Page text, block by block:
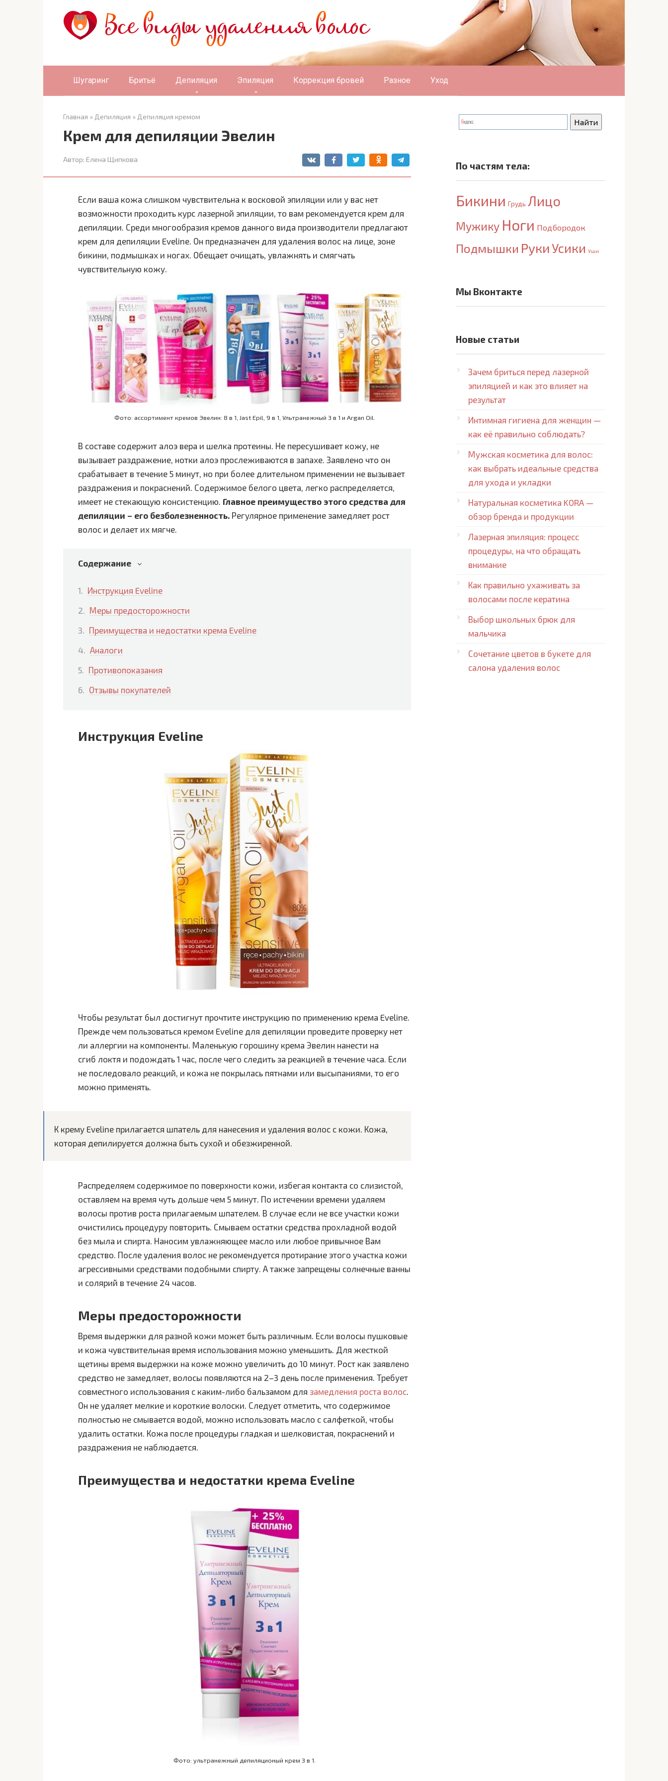
Шугаринг Бритьё Депиляция Эпиляция Коррекция бровей Разное Уход
Главная » Депиляция » Депиляция кремом
Крем для депиляции Эвелин
Автор: Елена Щипкова
Если ваша кожа слишком чувствительна к восковой эпиляции или у вас нет
возможности проходить курс лазерной эпиляции, то вам рекомендуется крем для
депиляции. Среди многообразия кремов данного вида производители предлагают
крем для депиляции Eveline. Он предназначен для удаления волос на лице, зоне
бикини, подмышках и ногах. Обещает очищать, увлажнять и смягчать
чувствительную кожу.
Фото: ассортимент кремов Эвелин: 8 в 1, Jast Epil, 9 в 1, Ультранежный 3 в 1 и Argan Oil.
В составе содержит алоэ вера и шелка протеины. Не пересушивает кожу, не
вызывает раздражение, нотки алоэ прослеживаются в запахе. Заявлено что он
срабатывает в течение 5 минут, но при более длительном применении не вызывает
раздражения и покраснений. Содержимое белого цвета, легко распределяется,
имеет не стекающую консистенцию. Главное преимущество этого средства для
депиляции – его безболезненность. Регулярное применение замедляет рост
волос и делает их мягче.
Содержание
Инструкция Eveline
Меры предосторожности
Преимущества и недостатки крема Eveline
Аналоги
Противопоказания
Отзывы покупателей
Инструкция Eveline
Чтобы результат был достигнут прочтите инструкцию по применению крема Eveline.
Прежде чем пользоваться кремом Eveline для депиляции проведите проверку нет
ли аллергии на компоненты. Маленькую горошину крема Эвелин нанести на
сгиб локтя и подождать 1 час, после чего следить за реакцией в течение часа. Если
не последовало реакций, и кожа не покрылась пятнами или высыпаниями, то его
можно применять.
К крему Eveline прилагается шпатель для нанесения и удаления волос с кожи. Кожа,
которая депилируется должна быть сухой и обезжиренной.
Распределяем содержимое по поверхности кожи, избегая контакта со слизистой,
оставляем на время чуть дольше чем 5 минут. По истечении времени удаляем
волосы против роста прилагаемым шпателем. В случае если не все участки кожи
очистились процедуру повторить. Смываем остатки средства прохладной водой
без мыла и спирта. Наносим увлажняющее масло или любое привычное Вам
средство. После удаления волос не рекомендуется протирание этого участка кожи
агрессивными средствами подобными спирту. А также запрещены солнечные ванны
и солярий в течение 24 часов.
Меры предосторожности
Время выдержки для разной кожи может быть различным. Если волосы пушковые
и кожа чувствительная время использования можно уменьшить. Для жесткой
щетины время выдержки на коже можно увеличить до 10 минут. Рост как заявлено
средство не замедляет, волосы появляются на 2–3 день после применения. Требует
совместного использования с каким-либо бальзамом для замедления роста волос
Он не удаляет мелкие и короткие волоски. Следует отметить, что содержимое
полностью не смывается водой, можно использовать масло с салфеткой, чтобы
удалить остатки. Кожа после процедуры гладкая и шелковистая, покраснений и
раздражения не наблюдается.
Преимущества и недостатки крема Eveline
Фото: ультранежный депиляционый крем 3 в 1.
По частям тела:
Бикини Грудь Лицо
Мужику Ноги Подбородок
Подмышки РукиУсики Уши
Мы Вконтакте
Новые статьи
Зачем бриться перед лазерной
эпиляцией и как это влияет на
результат
Интимная гигиена для женщин —
как её правильно соблюдать?
Мужская косметика для волос:
как выбрать идеальные средства
для ухода и укладки
Натуральная косметика KORA —
обзор бренда и продукции
Лазерная эпиляция: процесс
процедуры, на что обращать
внимание
Как правильно ухаживать за
волосами после кератина
Выбор школьных брюк для
мальчика
Сочетание цветов в букете для
салона удаления волос